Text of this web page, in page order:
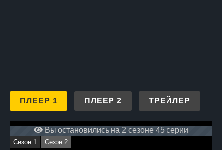
ПЛЕЕР 1 ПЛЕЕР 2 ТРЕЙЛЕР
Вы остановились на 2 сезоне 45 серии
Сезон 1 Сезон 2